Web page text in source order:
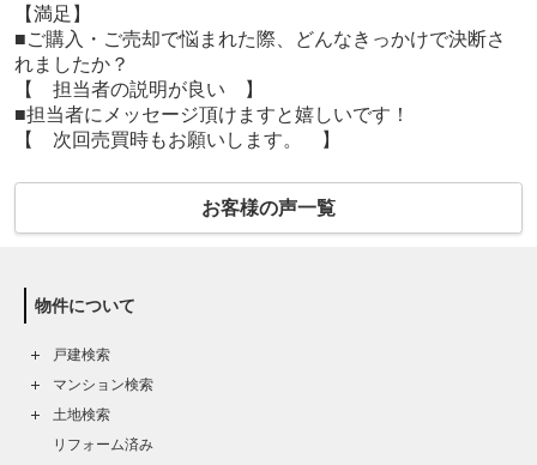
【満足】
■ご購入・ご売却で悩まれた際、どんなきっかけで決断さ
れましたか？
【 担当者の説明が良い 】
■担当者にメッセージ頂けますと嬉しいです！
【 次回売買時もお願いします。 】
お客様の声一覧
物件について
戸建検索
マンション検索
土地検索
リフォーム済み